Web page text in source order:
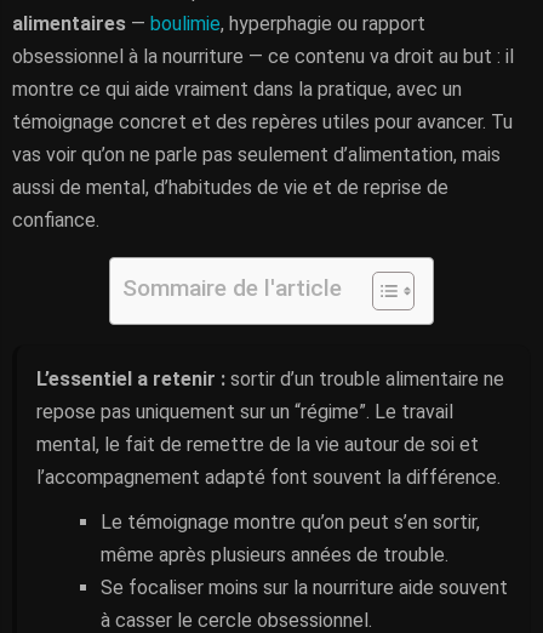
alimentaires — boulimie, hyperphagie ou rapport
obsessionnel à la nourriture — ce contenu va droit au but : il
montre ce qui aide vraiment dans la pratique, avec un
témoignage concret et des repères utiles pour avancer. Tu
vas voir qu’on ne parle pas seulement d’alimentation, mais
aussi de mental, d’habitudes de vie et de reprise de
confiance.
Sommaire de l'article
L’essentiel a retenir : sortir d’un trouble alimentaire ne
repose pas uniquement sur un “régime”. Le travail
mental, le fait de remettre de la vie autour de soi et
l’accompagnement adapté font souvent la différence.
Le témoignage montre qu’on peut s’en sortir,
même après plusieurs années de trouble.
Se focaliser moins sur la nourriture aide souvent
à casser le cercle obsessionnel.